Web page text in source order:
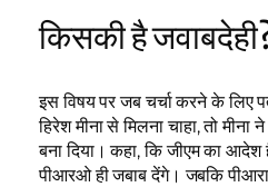
किसकी है
इस विषय पर जब चर्चा करने के लिए
हिरेश मीना से मिलना चाहा, तो
बना दिया। कहा, कि जीएम का
पीआरओ ही जबाब देंगे। जबकि